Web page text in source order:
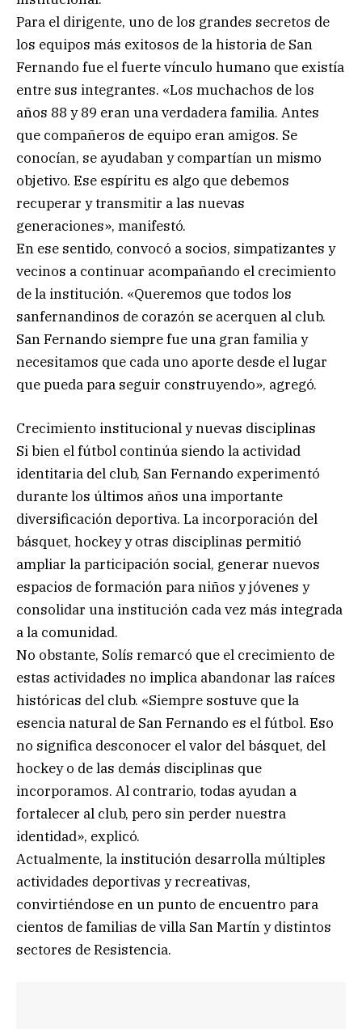
Para el dirigente, uno de los grandes secretos de
los equipos más exitosos de la historia de San
Fernando fue el fuerte vínculo humano que existía
entre sus integrantes. «Los muchachos de los
años 88 y 89 eran una verdadera familia. Antes
que compañeros de equipo eran amigos. Se
conocían, se ayudaban y compartían un mismo
objetivo. Ese espíritu es algo que debemos
recuperar y transmitir a las nuevas
generaciones», manifestó.
En ese sentido, convocó a socios, simpatizantes y
vecinos a continuar acompañando el crecimiento
de la institución. «Queremos que todos los
sanfernandinos de corazón se acerquen al club.
San Fernando siempre fue una gran familia y
necesitamos que cada uno aporte desde el lugar
que pueda para seguir construyendo», agregó.
Crecimiento institucional y nuevas disciplinas
Si bien el fútbol continúa siendo la actividad
identitaria del club, San Fernando experimentó
durante los últimos años una importante
diversificación deportiva. La incorporación del
básquet, hockey y otras disciplinas permitió
ampliar la participación social, generar nuevos
espacios de formación para niños y jóvenes y
consolidar una institución cada vez más integrada
a la comunidad.
No obstante, Solís remarcó que el crecimiento de
estas actividades no implica abandonar las raíces
históricas del club. «Siempre sostuve que la
esencia natural de San Fernando es el fútbol. Eso
no significa desconocer el valor del básquet, del
hockey o de las demás disciplinas que
incorporamos. Al contrario, todas ayudan a
fortalecer al club, pero sin perder nuestra
identidad», explicó.
Actualmente, la institución desarrolla múltiples
actividades deportivas y recreativas,
convirtiéndose en un punto de encuentro para
cientos de familias de villa San Martín y distintos
sectores de Resistencia.